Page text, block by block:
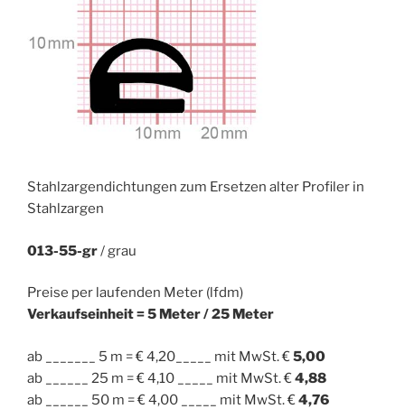
Stahlzargendichtungen zum Ersetzen alter Profiler in
Stahlzargen
013-55-gr/ grau
Preise per laufenden Meter (lfdm)
Verkaufseinheit = 5 Meter / 25 Meter
ab _______ 5 m = € 4,20_____ mit MwSt. €5,00
ab ______ 25 m = € 4,10 _____ mit MwSt. €4,88
ab ______ 50 m = € 4,00 _____ mit MwSt. €4,76